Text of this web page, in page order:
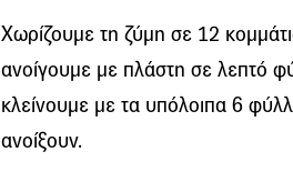
Χωρίζουμε τη ζύμη σε 12
ανοίγουμε με πλάστη σε λεπτό
κλείνουμε με τα υπόλοιπα 6
ανοίξουν.